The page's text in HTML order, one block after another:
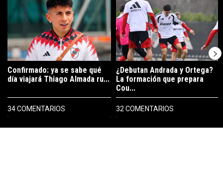
PUBLICIDAD
Confirmado: ya se sabe qué
día viajará Thiago Almada ru...
34 COMENTARIOS
¿Debutan Andrada y Ortega?
La formación que prepara
Cou...
32 COMENTARIOS